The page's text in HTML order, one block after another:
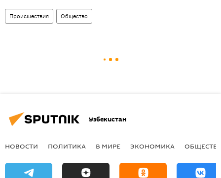
Происшествия Общество
Узбекистан
НОВОСТИ ПОЛИТИКА В МИРЕ ЭКОНОМИКА